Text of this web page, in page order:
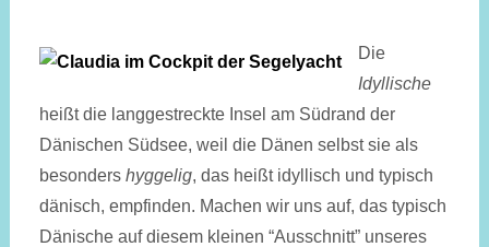
Die
Idyllische
heißt die langgestreckte Insel am Südrand der
Dänischen Südsee, weil die Dänen selbst sie als
besonders hyggelig, das heißt idyllisch und typisch
dänisch, empfinden. Machen wir uns auf, das typisch
Dänische auf diesem kleinen “Ausschnitt” unseres